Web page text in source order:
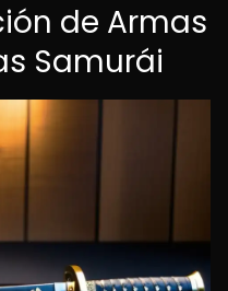
de Armas
Samurái